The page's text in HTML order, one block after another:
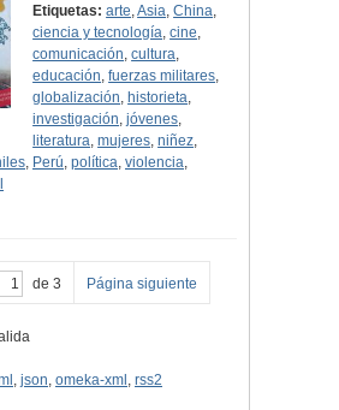
Etiquetas: arte,Asia,China,
ciencia y tecnología,cine,
comunicación,cultura,
educación,fuerzas militares,
globalización, historieta,
investigación,jóvenes,
literatura,mujeres,niñez,
, Perú, política, violencia,
de 3 Página siguiente
, json, omeka-xml , rss2